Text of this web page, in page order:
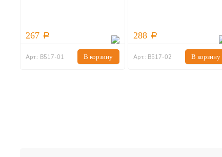
267
Арт.: В517-01 В корзину
288
Арт.: В517-02 В корзину